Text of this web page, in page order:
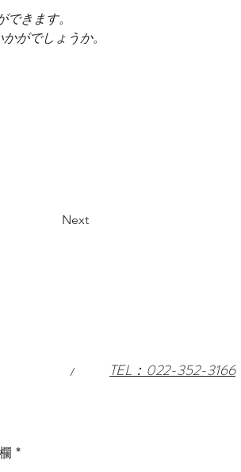
きます。
がでしょうか。
Next
/ TEL：022-352-3166